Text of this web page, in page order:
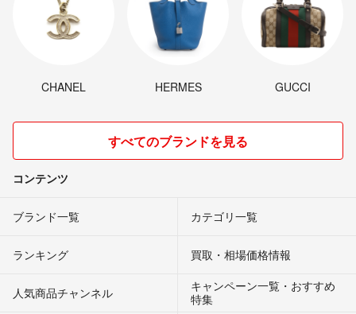
CHANEL HERMES GUCCI
すべてのブランドを見る
コンテンツ
ブランド一覧 カテゴリ一覧
ランキング 買取・相場価格情報
人気商品チャンネル
キャンペーン一覧・おすすめ
特集